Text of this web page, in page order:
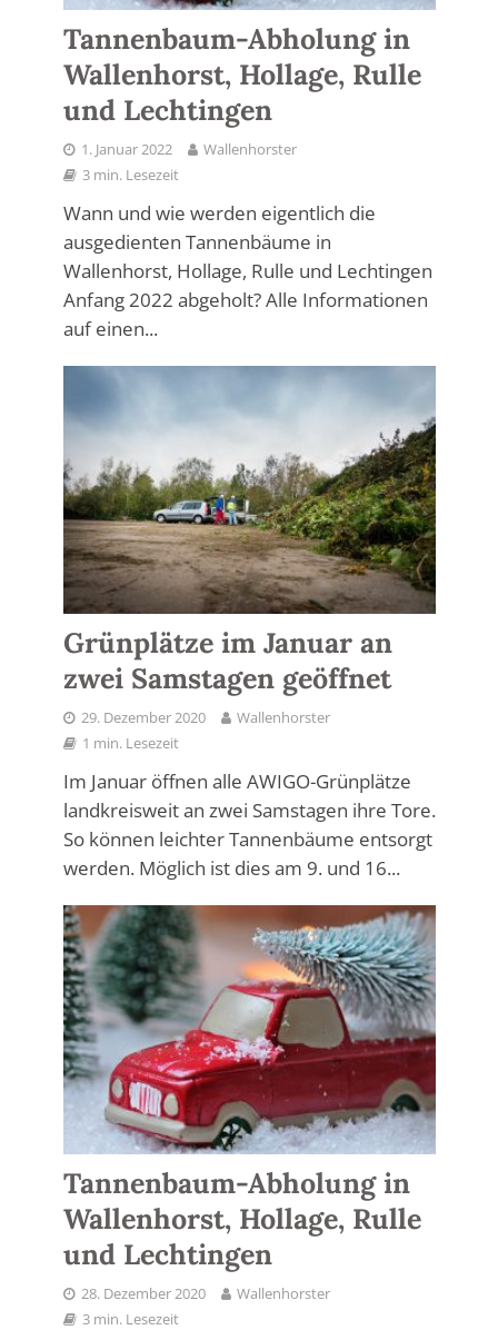
Tannenbaum-Abholung in
Wallenhorst, Hollage, Rulle
und Lechtingen
1. Januar 2022
Wallenhorster
3 min. Lesezeit
Wann und wie werden eigentlich die
ausgedienten Tannenbäume in
Wallenhorst, Hollage, Rulle und Lechtingen
Anfang 2022 abgeholt? Alle Informationen
auf einen...
Grünplätze im Januar an
zwei Samstagen geöffnet
29. Dezember 2020
Wallenhorster
1 min. Lesezeit
Im Januar öffnen alle AWIGO-Grünplätze
landkreisweit an zwei Samstagen ihre Tore.
So können leichter Tannenbäume entsorgt
werden. Möglich ist dies am 9. und 16...
Tannenbaum-Abholung in
Wallenhorst, Hollage, Rulle
und Lechtingen
28. Dezember 2020
Wallenhorster
3 min. Lesezeit